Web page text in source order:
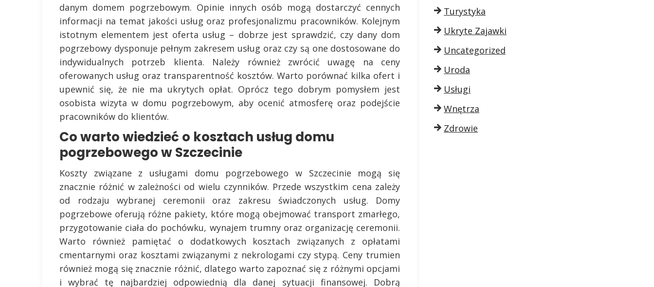
danym domem pogrzebowym. Opinie innych osób mogą dostarczyć cennych
informacji na temat jakości usług oraz profesjonalizmu pracowników. Kolejnym
istotnym elementem jest oferta usług – dobrze jest sprawdzić, czy dany dom
pogrzebowy dysponuje pełnym zakresem usług oraz czy są one dostosowane do
indywidualnych potrzeb klienta. Należy również zwrócić uwagę na ceny
oferowanych usług oraz transparentność kosztów. Warto porównać kilka ofert i
upewnić się, że nie ma ukrytych opłat. Oprócz tego dobrym pomysłem jest
osobista wizyta w domu pogrzebowym, aby ocenić atmosferę oraz podejście
pracowników do klientów.
Co warto wiedzieć o kosztach usług domu
pogrzebowego w Szczecinie
Koszty związane z usługami domu pogrzebowego w Szczecinie mogą się
znacznie różnić w zależności od wielu czynników. Przede wszystkim cena zależy
od rodzaju wybranej ceremonii oraz zakresu świadczonych usług. Domy
pogrzebowe oferują różne pakiety, które mogą obejmować transport zmarłego,
przygotowanie ciała do pochówku, wynajem trumny oraz organizację ceremonii.
Warto również pamiętać o dodatkowych kosztach związanych z opłatami
cmentarnymi oraz kosztami związanymi z nekrologami czy stypą. Ceny trumien
również mogą się znacznie różnić, dlatego warto zapoznać się z różnymi opcjami
i wybrać tę najbardziej odpowiednią dla danej sytuacji finansowej. Dobrą
Turystyka
Ukryte Zajawki
Uncategorized
Uroda
Usługi
Wnętrza
Zdrowie